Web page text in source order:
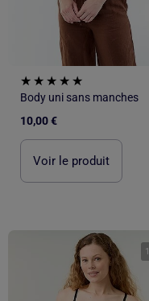
Body uni sans manches
10,00 €
Voir le produit
1